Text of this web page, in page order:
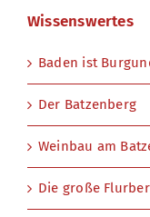
Wissenswertes
Baden ist
Der Batzenberg
Weinbau am
Die große